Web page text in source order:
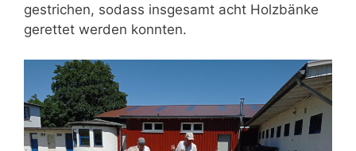
gestrichen, sodass insgesamt acht Holzbänke
gerettet werden konnten.